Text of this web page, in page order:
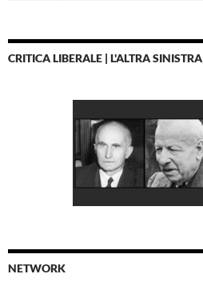
CRITICA LIBERALE | L'ALTRA SINISTRA
NETWORK